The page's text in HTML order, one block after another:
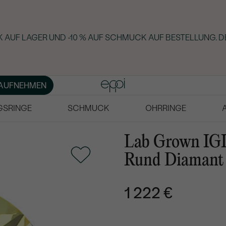
LAGER UND -10 % AUF SCHMUCK AUF BESTELLUNG.
SCHMUCK OHRRINGE
Lab Grown
Rund Diamant
1 222 €